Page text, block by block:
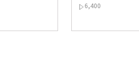
6,400